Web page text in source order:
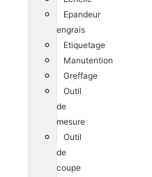
Epandeur
engrais
Etiquetage
Manutention
Greffage
Outil
de
mesure
Outil
de
coupe